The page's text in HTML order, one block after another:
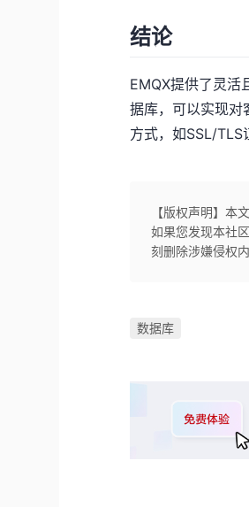
结论
EMQX提供了灵活
据库，可以实现对
方式，如SSL/TLS
【版权声明】本
如果您发现本社
刻删除涉嫌侵权
数据库